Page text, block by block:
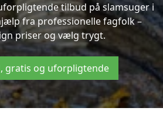
tilbud på slamsuger i
fra professionelle fagfolk –
priser og vælg trygt.
gratis og uforpligtende